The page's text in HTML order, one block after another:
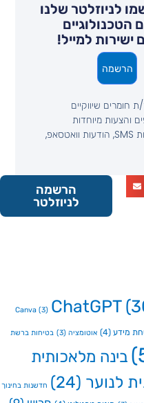
שלנו
למייל!
שיווקיים
מיוחדות
באמצעות דואר אלקטרוני, הודעות SMS, הודעות וואטסאפ,
הרשמה
הרשמה
לניוזלטר
Canva(3) ChatGPT
(4) אוטומציה(3) בטיחות ברשת
מלאכותית
(24) חדשנות בחינוך